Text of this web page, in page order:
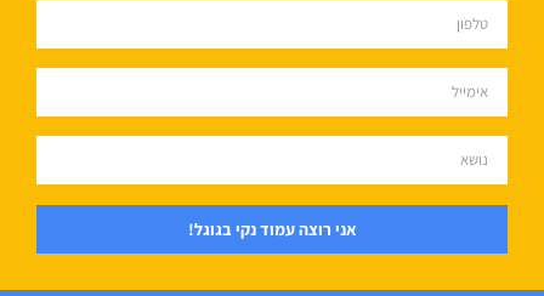
אני רוצה עמוד נקי בגוגל!